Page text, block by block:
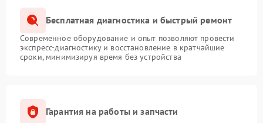
Бесплатная диагностика и быстрый ремонт
Современное оборудование и опыт позволяют провести
экспресс-диагностику и восстановление в кратчайшие
сроки, минимизируя время без устройства
Гарантия на работы и запчасти